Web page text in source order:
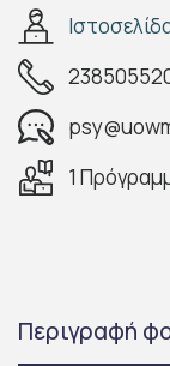
1
Περιγραφή